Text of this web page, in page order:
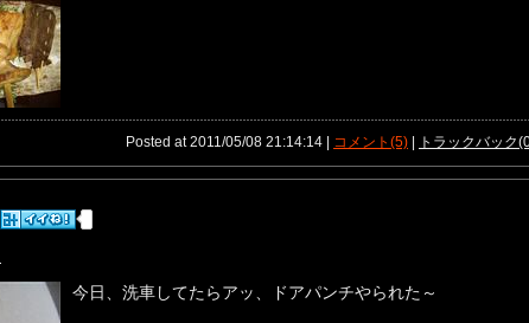
Posted at 2011/05/08 21:14:14 | コメント(5) トラックバック
今日、洗車してたらアッ、ドアパンチやられた～